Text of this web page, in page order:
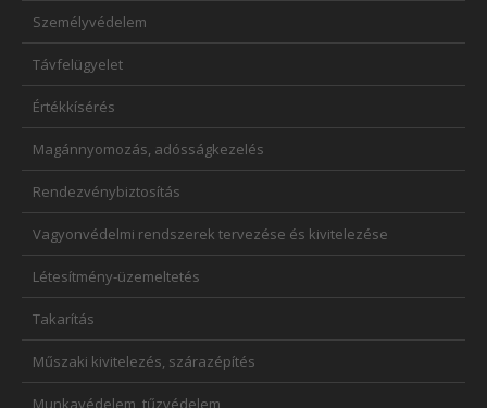
Személyvédelem
Távfelügyelet
Értékkísérés
Magánnyomozás, adósságkezelés
Rendezvénybiztosítás
Vagyonvédelmi rendszerek tervezése és kivitelezése
Létesítmény-üzemeltetés
Takarítás
Műszaki kivitelezés, szárazépítés
Munkavédelem, tűzvédelem